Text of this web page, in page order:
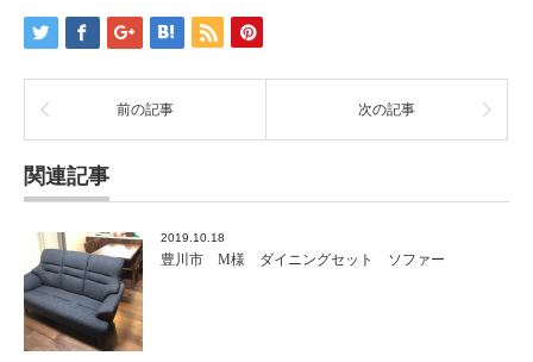
前の記事 次の記事
関連記事
2019.10.18
豊川市 M様 ダイニングセット ソファー